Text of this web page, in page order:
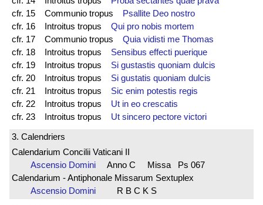
cfr. 15 Communio tropus
Psallite Deo nostro
cfr. 16 Introitus tropus Qui pro nobis mortem
cfr. 17 Communio tropus Quia vidisti me Thomas
cfr. 18 Introitus tropus Sensibus effecti puerique
cfr. 19 Introitus tropus Si gustastis quoniam dulcis
cfr. 20 Introitus tropus Si gustatis quoniam dulcis
cfr. 21 Introitus tropus Sic enim potestis regis
cfr. 22 Introitus tropus Ut in eo crescatis
cfr. 23 Introitus tropus Ut sincero pectore victori
3. Calendriers
Calendarium Concilii Vaticani II
Ascensio Domini
Anno C Missa Ps 067
Calendarium - Antiphonale Missarum Sextuplex
Ascensio Domini
R B C K S